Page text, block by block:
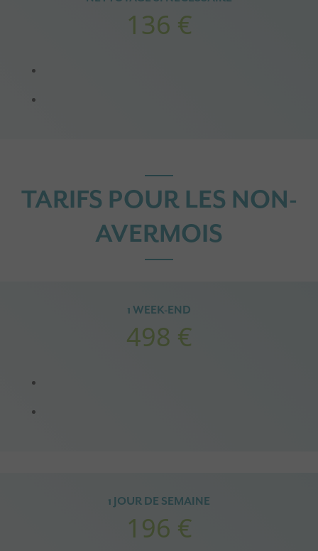
136 €
TARIFS POUR LES NON-
AVERMOIS
1 WEEK-END
498 €
1 JOUR DE SEMAINE
196 €